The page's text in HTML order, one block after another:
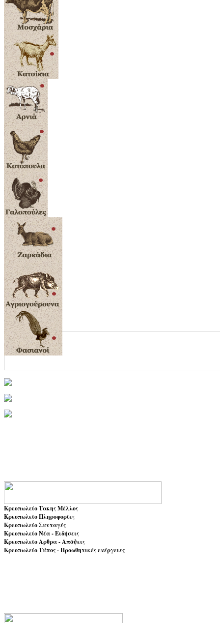
Κρεοπωλείο Τακης Μέλλος
Κρεοπωλείο Πληροφορίες
Κρεοπωλείο Συνταγές
Κρεοπωλείο Νέα - Ειδήσεις
Κρεοπωλείο Αρθρα - Απόψεις
Κρεοπωλείο Τύπος - Προωθητικές ενέργειες